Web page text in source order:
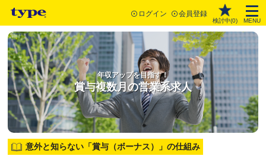
ログイン 会員登録
検討中(0) MENU
年収アップを目指す！
賞与複数月の営業系求人
意外と知らない「賞与（ボーナス）」の仕組み